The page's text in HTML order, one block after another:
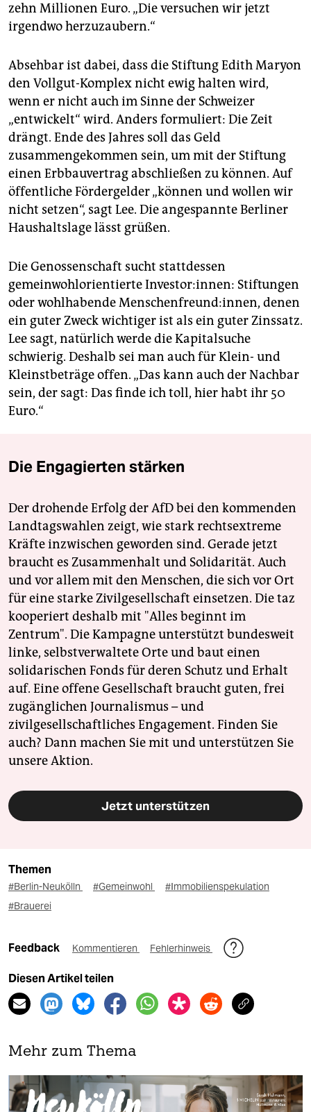
zehn Millionen Euro. „Die versuchen wir jetzt
irgendwo herzuzaubern.“
Absehbar ist dabei, dass die Stiftung Edith Maryon
den Vollgut-Komplex nicht ewig halten wird,
wenn er nicht auch im Sinne der Schweizer
„entwickelt“ wird. Anders formuliert: Die Zeit
drängt. Ende des Jahres soll das Geld
zusammengekommen sein, um mit der Stiftung
einen Erbbauvertrag abschließen zu können. Auf
öffentliche Fördergelder „können und wollen wir
nicht setzen“, sagt Lee. Die angespannte Berliner
Haushaltslage lässt grüßen.
Die Genossenschaft sucht stattdessen
gemeinwohlorientierte In­ves­tor:innen: Stiftungen
oder wohlhabende Men­schen­freun­d:in­nen, denen
ein guter Zweck wichtiger ist als ein guter Zinssatz.
Lee sagt, natürlich werde die Kapitalsuche
schwierig. Deshalb sei man auch für Klein- und
Kleinstbeträge offen. „Das kann auch der Nachbar
sein, der sagt: Das finde ich toll, hier habt ihr 50
Euro.“
Die Engagierten stärken
Der drohende Erfolg der AfD bei den kommenden
Landtagswahlen zeigt, wie stark rechtsextreme
Kräfte inzwischen geworden sind. Gerade jetzt
braucht es Zusammenhalt und Solidarität. Auch
und vor allem mit den Menschen, die sich vor Ort
für eine starke Zivilgesellschaft einsetzen. Die taz
kooperiert deshalb mit "Alles beginnt im
Zentrum". Die Kampagne unterstützt bundesweit
linke, selbstverwaltete Orte und baut einen
solidarischen Fonds für deren Schutz und Erhalt
auf. Eine offene Gesellschaft braucht guten, frei
zugänglichen Journalismus – und
zivilgesellschaftliches Engagement. Finden Sie
auch? Dann machen Sie mit und unterstützen Sie
unsere Aktion.
Jetzt unterstützen
Themen
#Berlin-Neukölln #Gemeinwohl
#Immobilienspekulation
#Brauerei
Feedback Kommentieren Fehlerhinweis
Diesen Artikel teilen
Mehr zum Thema